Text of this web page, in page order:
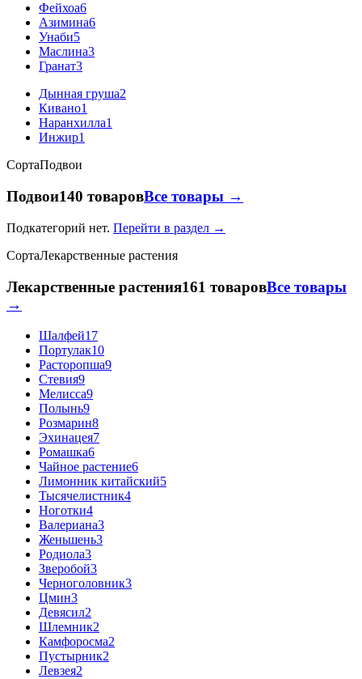
Фейхоа6
Азимина6
Унаби5
Маслина3
Гранат3
Дынная груша2
Кивано1
Наранхилла1
Инжир1
СортаПодвои
Подвои140 товаровВсе товары →
Подкатегорий нет. Перейти в раздел →
СортаЛекарственные растения
Лекарственные растения161 товаровВсе товары
→
Шалфей17
Портулак10
Расторопша9
Стевия9
Мелисса9
Полынь9
Розмарин8
Эхинацея7
Ромашка6
Чайное растение6
Лимонник китайский5
Тысячелистник4
Ноготки4
Валериана3
Женьшень3
Родиола3
Зверобой3
Черноголовник3
Цмин3
Девясил2
Шлемник2
Камфоросма2
Пустырник2
Левзея2